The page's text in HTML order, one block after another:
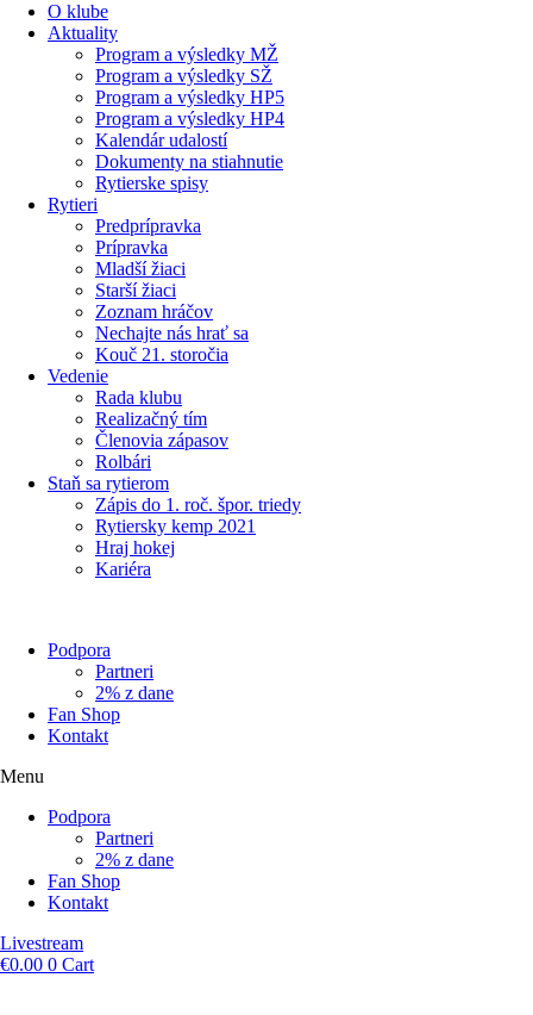
O klube
Aktuality
Program a výsledky MŽ
Program a výsledky SŽ
Program a výsledky HP5
Program a výsledky HP4
Kalendár udalostí
Dokumenty na stiahnutie
Rytierske spisy
Rytieri
Predprípravka
Prípravka
Mladší žiaci
Starší žiaci
Zoznam hráčov
Nechajte nás hrať sa
Kouč 21. storočia
Vedenie
Rada klubu
Realizačný tím
Členovia zápasov
Rolbári
Staň sa rytierom
Zápis do 1. roč. špor. triedy
Rytiersky kemp 2021
Hraj hokej
Kariéra
Podpora
Partneri
2% z dane
Fan Shop
Kontakt
Menu
Podpora
Partneri
2% z dane
Fan Shop
Kontakt
Livestream
€0.00 0 Cart